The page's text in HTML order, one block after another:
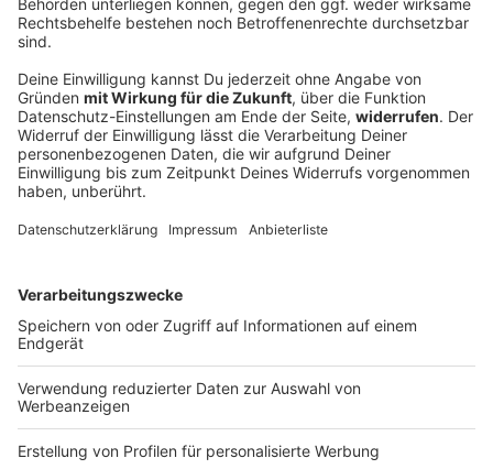
Studie: Europa nicht gut auf Drohnenangriffe
vorbereitet
Es ist nach Auffassung von Experten sehr
wahrscheinlich, dass Russland eine konzertierte
begegnen, sei nicht einfach.
DEINE GEMERKTEN ARTIKEL
Du hast dir noch keine Artikel gemerkt
Markiere sie hierfür mit einem